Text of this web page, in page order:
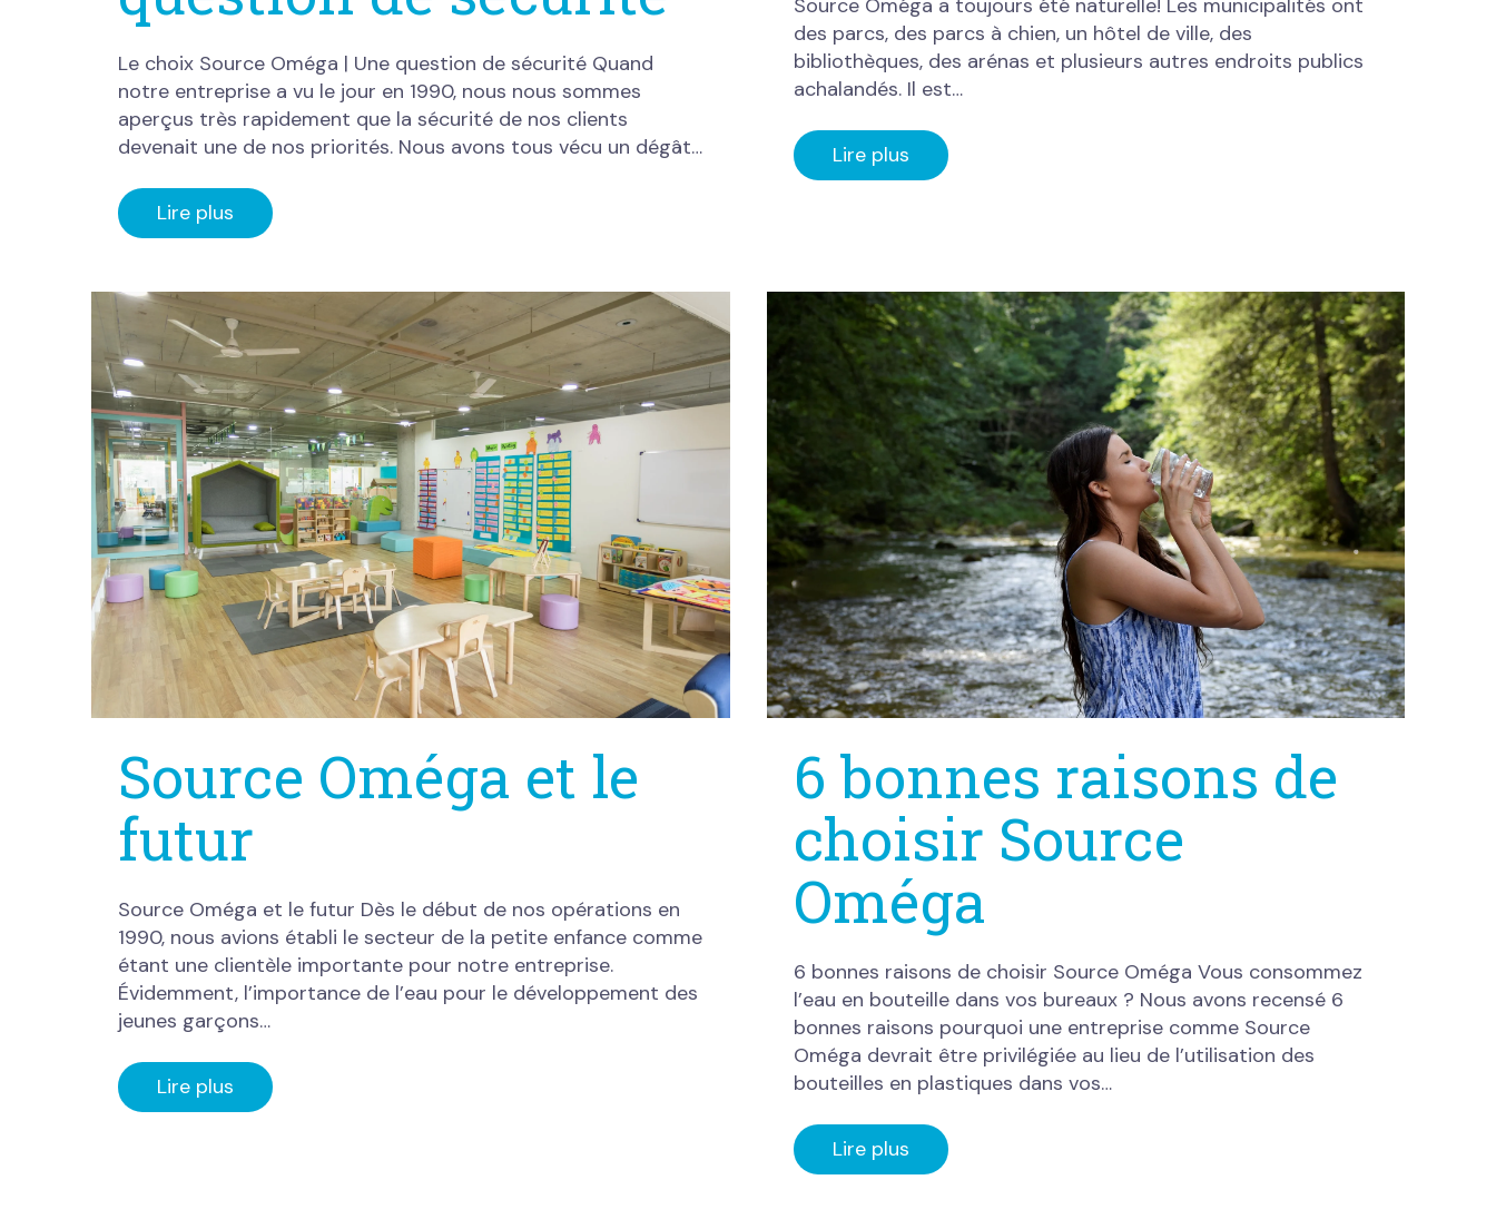
Le choix Source Oméga | Une question de sécurité Quand
notre entreprise a vu le jour en 1990, nous nous sommes
aperçus très rapidement que la sécurité de nos clients
devenait une de nos priorités. Nous avons tous vécu un dégât…
Lire plus
Source Oméga a toujours été naturelle! Les municipalités ont
des parcs, des parcs à chien, un hôtel de ville, des
bibliothèques, des arénas et plusieurs autres endroits publics
achalandés. Il est…
Lire plus
Source Oméga et le
futur
Source Oméga et le futur Dès le début de nos opérations en
1990, nous avions établi le secteur de la petite enfance comme
étant une clientèle importante pour notre entreprise.
Évidemment, l’importance de l’eau pour le développement des
jeunes garçons…
Lire plus
6 bonnes raisons de
choisir Source
Oméga
6 bonnes raisons de choisir Source Oméga Vous consommez
l’eau en bouteille dans vos bureaux ? Nous avons recensé 6
bonnes raisons pourquoi une entreprise comme Source
Oméga devrait être privilégiée au lieu de l’utilisation des
bouteilles en plastiques dans vos…
Lire plus